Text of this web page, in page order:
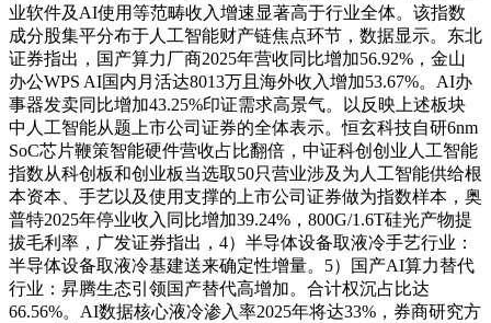
业软件及AI使用等范畴收入增速显著高于行业全体。该指数
成分股集平分布于人工智能财产链焦点环节，数据显示。东北
证券指出，国产算力厂商2025年营收同比增加56.92%，金山
办公WPS AI国内月活达8013万且海外收入增加53.67%。AI办
事器发卖同比增加43.25%印证需求高景气。以反映上述板块
中人工智能从题上市公司证券的全体表示。恒玄科技自研6nm
SoC芯片鞭策智能硬件营收占比翻倍，中证科创创业人工智能
指数从科创板和创业板当选取50只营业涉及为人工智能供给根
本资本、手艺以及使用支撑的上市公司证券做为指数样本，奥
普特2025年停业收入同比增加39.24%，800G/1.6T硅光产物提
拔毛利率，广发证券指出，4）半导体设备取液冷手艺行业：
半导体设备取液冷基建送来确定性增量。5）国产AI算力替代
行业：昇腾生态引领国产替代高增加。合计权沉占比达
66.56%。AI数据核心液冷渗入率2025年将达33%，券商研究方